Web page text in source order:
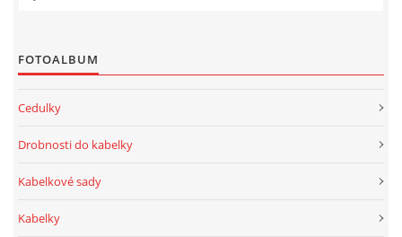
FOTOALBUM
Cedulky
Drobnosti do kabelky
Kabelkové sady
Kabelky